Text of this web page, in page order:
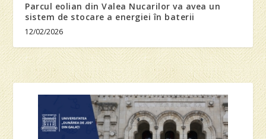
Parcul eolian din Valea Nucarilor va avea un
sistem de stocare a energiei în baterii
12/02/2026